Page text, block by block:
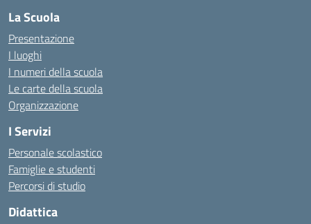
La Scuola
Presentazione
I luoghi
I numeri della scuola
Le carte della scuola
Organizzazione
I Servizi
Personale scolastico
Famiglie e studenti
Percorsi di studio
Didattica